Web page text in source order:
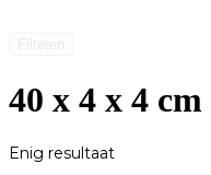
40 x 4 x 4 cm
Enig resultaat